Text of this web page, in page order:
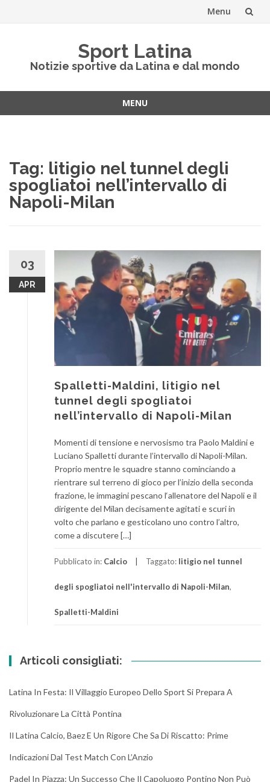
Menu
Sport Latina
Notizie sportive da Latina e dal mondo
MENU
Tag: litigio nel tunnel degli
spogliatoi nell’intervallo di
Napoli-Milan
03
APR
Spalletti-Maldini, litigio nel
tunnel degli spogliatoi
nell’intervallo di Napoli-Milan
Momenti di tensione e nervosismo tra Paolo Maldini e
Luciano Spalletti durante l’intervallo di Napoli-Milan.
Proprio mentre le squadre stanno cominciando a
rientrare sul terreno di gioco per l’inizio della seconda
frazione, le immagini pescano l‘allenatore del Napoli e il
dirigente del Milan decisamente agitati e scuri in
volto che parlano e gesticolano uno contro l’altro,
come a discutere […]
Pubblicato in: Calcio Taggato: litigio nel tunnel
degli spogliatoi nell'intervallo di Napoli-Milan,
Spalletti-Maldini
Articoli consigliati:
Latina In Festa: Il Villaggio Europeo Dello Sport Si Prepara A
Rivoluzionare La Città Pontina
Il Latina Calcio, Baez E Un Rigore Che Sa Di Riscatto: Prime
Indicazioni Dal Test Match Con L’Anzio
Padel In Piazza: Un Successo Che Il Capoluogo Pontino Non Può